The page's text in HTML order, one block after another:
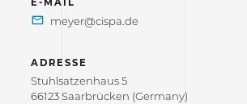
E-MAIL
ADRESSE
Stuhlsatzenhaus 5
66123 Saarbrücken (Germany)